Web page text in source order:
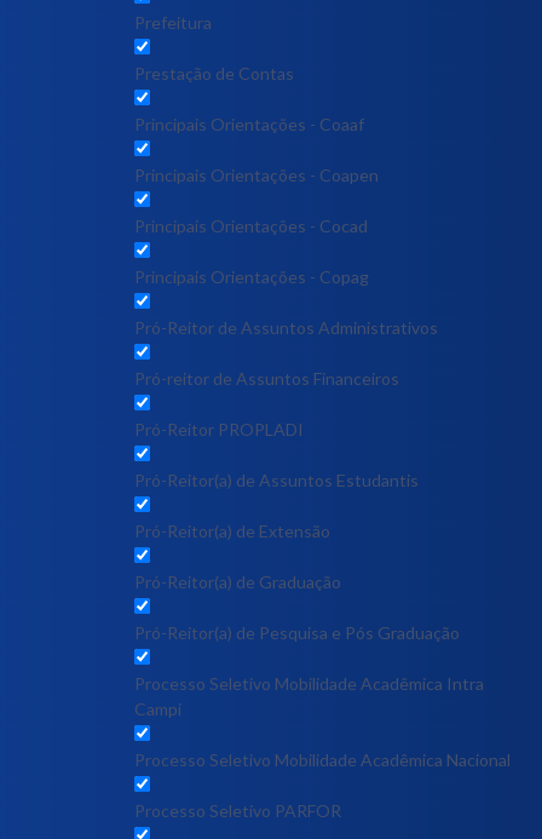
Prefeitura
Prestação de Contas
Principais Orientações - Coaaf
Principais Orientações - Coapen
Principais Orientações - Cocad
Principais Orientações - Copag
Pró-Reitor de Assuntos Administrativos
Pró-reitor de Assuntos Financeiros
Pró-Reitor PROPLADI
Pró-Reitor(a) de Assuntos Estudantis
Pró-Reitor(a) de Extensão
Pró-Reitor(a) de Graduação
Pró-Reitor(a) de Pesquisa e Pós Graduação
Processo Seletivo Mobilidade Acadêmica Intra
Campi
Processo Seletivo Mobilidade Acadêmica Nacional
Processo Seletivo PARFOR